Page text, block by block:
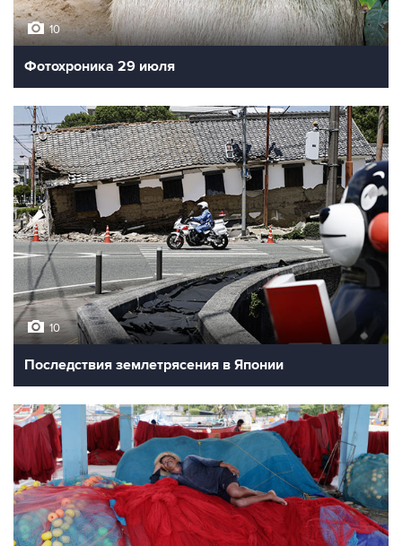
10
Фотохроника 29 июля
10
Последствия землетрясения в Японии